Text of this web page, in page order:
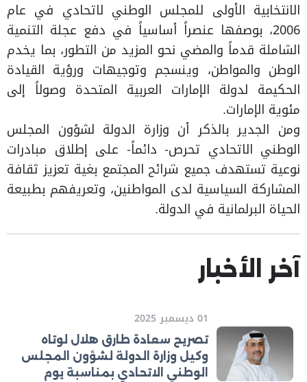
الانتخابية الأولى للمجلس الوطني لاتحادي في عام
2006، بوصفها عنصراً أساسياً في دفع عجلة التنمية
الشاملة قدماً والمضي نحو المزيد من التطور، بما يخدم
الوطن والمواطن، وينسجم وتوجيهات ورؤية القيادة
الحكيمة لدولة الإمارات العربية المتحدة وصولاً إلى
مئوية الإمارات.
ومن الجدير بالذكر أن وزارة الدولة لشؤون المجلس
الوطني الاتحادي تحرص- دائماً- على إطلاق مبادرات
نوعية تستهدف جميع شرائح المجتمع بغية تعزيز ثقافة
المشاركة السياسية لدى المواطنين، وتعريفهم بطبيعة
الحياة البرلمانية في الدولة.
آخر الأخبار
01 ديسمبر 2025
تصريح سعادة طارق هلال لوتاه
وكيل وزارة الدولة لشؤون المجلس
الوطني الاتحادي بمناسبة يوم